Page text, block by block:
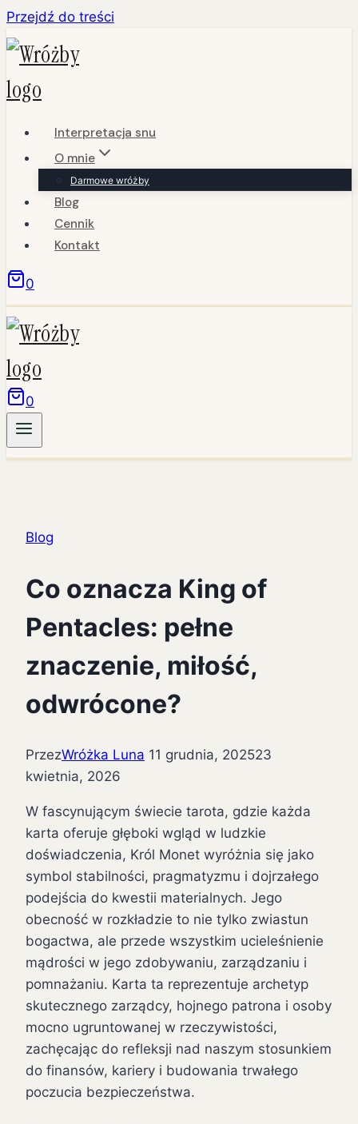
Przejdź do treści
Interpretacja snu
O mnie
Darmowe wróżby
Blog
Cennik
Kontakt
0
0
Blog
Co oznacza King of
Pentacles: pełne
znaczenie, miłość,
odwrócone?
PrzezWróżka Luna 11 grudnia, 202523
kwietnia, 2026
W fascynującym świecie tarota, gdzie każda
karta oferuje głęboki wgląd w ludzkie
doświadczenia, Król Monet wyróżnia się jako
symbol stabilności, pragmatyzmu i dojrzałego
podejścia do kwestii materialnych. Jego
obecność w rozkładzie to nie tylko zwiastun
bogactwa, ale przede wszystkim ucieleśnienie
mądrości w jego zdobywaniu, zarządzaniu i
pomnażaniu. Karta ta reprezentuje archetyp
skutecznego zarządcy, hojnego patrona i osoby
mocno ugruntowanej w rzeczywistości,
zachęcając do refleksji nad naszym stosunkiem
do finansów, kariery i budowania trwałego
poczucia bezpieczeństwa.